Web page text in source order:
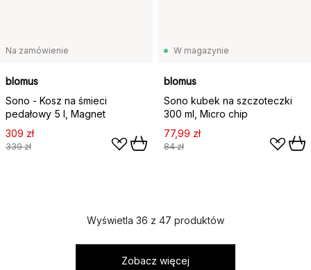
Na zamówienie
blomus
Sono - Kosz na śmieci
pedałowy 5 l, Magnet
309 zł
339 zł
W magazynie
blomus
Sono kubek na szczoteczki
300 ml, Micro chip
77,99 zł
84 zł
Wyświetla 36 z 47 produktów
Zobacz więcej